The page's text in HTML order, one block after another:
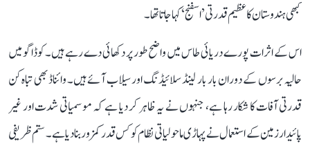
کبھی ہندوستان کا عظیم قدرتی ’اسفنج‘ کہا جاتا تھا۔
اس کے اثرات پورے دریائی طاس میں واضح طور پر دکھائی دے رہے ہیں۔ کوڈاگو میں
حالیہ برسوں کے دوران بار بار لینڈ سلائیڈنگ اور سیلاب آئے ہیں۔ وائناڈ بھی تباہ کن
قدرتی آفات کا شکار رہا ہے، جنہوں نے یہ ظاہر کر دیا ہے کہ موسمیاتی شدت اور غیر
پائیدار زمین کے استعمال نے پہاڑی ماحولیاتی نظام کو کس قدر کمزور بنا دیا ہے۔ ستم ظریفی